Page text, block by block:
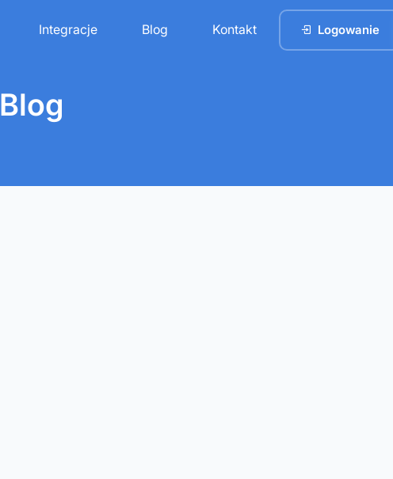
Integracje Blog Kontakt Logowanie
Blog